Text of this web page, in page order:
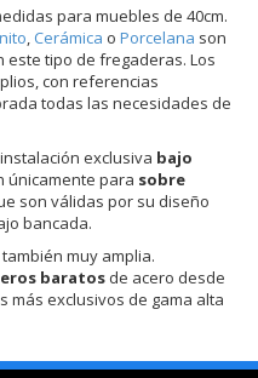
para muebles de 40cm.
, Cerámica o Porcelana son
tipo de fregaderas. Los
con referencias
todas las necesidades de
exclusiva bajo
únicamente para sobre
son válidas por su diseño
bancada.
muy amplia.
baratos de acero desde
más exclusivos de gama alta